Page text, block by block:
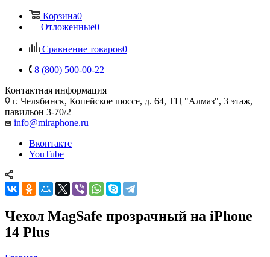
Корзина0
Отложенные0
Сравнение товаров0
8 (800) 500-00-22
Контактная информация
г. Челябинск, Копейское шоссе, д. 64, ТЦ "Алмаз", 3 этаж,
павильон 3-70/2
info@miraphone.ru
Вконтакте
YouTube
Чехол MagSafe прозрачный на iPhone
14 Plus